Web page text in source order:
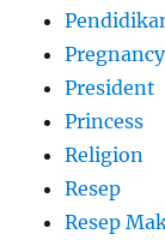
Pregnancy
President
Princess
Religion
Resep
Resep